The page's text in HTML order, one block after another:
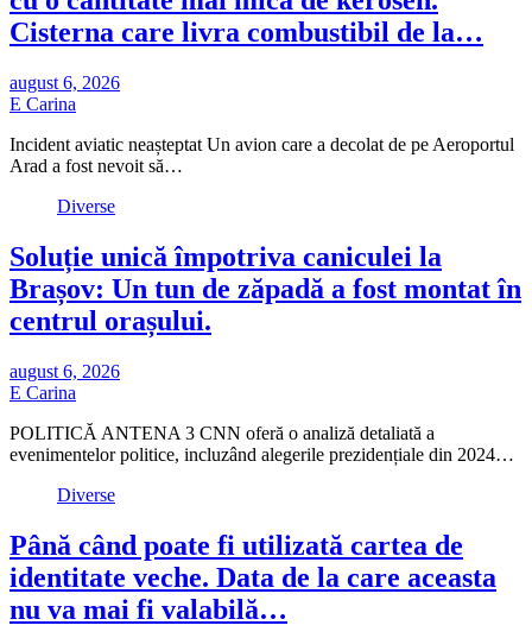
Cisterna care livra combustibil de la…
august 6, 2026
E Carina
Incident aviatic neașteptat Un avion care a decolat de pe Aeroportul
Arad a fost nevoit să…
Diverse
Soluție unică împotriva caniculei la
Brașov: Un tun de zăpadă a fost montat în
centrul orașului.
august 6, 2026
E Carina
POLITICĂ ANTENA 3 CNN oferă o analiză detaliată a
evenimentelor politice, incluzând alegerile prezidențiale din 2024…
Diverse
Până când poate fi utilizată cartea de
identitate veche. Data de la care aceasta
nu va mai fi valabilă…